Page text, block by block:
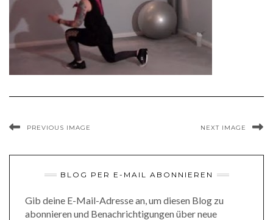
PREVIOUS IMAGE NEXT IMAGE
BLOG PER E-MAIL ABONNIEREN
Gib deine E-Mail-Adresse an, um diesen Blog zu
abonnieren und Benachrichtigungen über neue